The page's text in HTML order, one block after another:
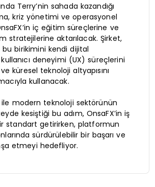
Terry’nin sahada kazandığı
kriz yönetimi ve operasyonel
iç eğitim süreçlerine ve
stratejilerine aktarılacak. Şirket,
birikimini kendi dijital
deneyimi (UX) süreçlerini
küresel teknoloji altyapısını
kullanacak.
ile modern teknoloji sektörünün
kesiştiği bu adım, OnsaFX’in iş
standart getirirken, platformun
sürdürülebilir bir başarı ve
etmeyi hedefliyor.